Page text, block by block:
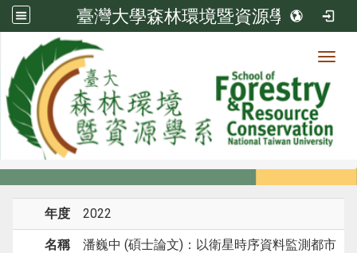
臺灣大學森林環境暨資源學系
系所成員
系所成員
年度 2022
名稱
潘巍中 (碩士論文)：以衛星時序資料監測都市